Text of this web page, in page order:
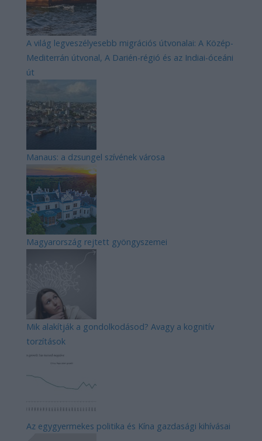
A világ legveszélyesebb migrációs útvonalai: A Közép-
Mediterrán útvonal, A Darién-régió és az Indiai-óceáni
út
Manaus: a dzsungel szívének városa
Magyarország rejtett gyöngyszemei
Mik alakítják a gondolkodásod? Avagy a kognitív
torzítások
Az egygyermekes politika és Kína gazdasági kihívásai